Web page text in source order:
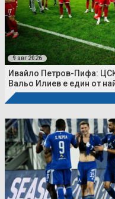
9 авг 2026
Ивайло Петров-Пифа:
Вальо Илиев е един от